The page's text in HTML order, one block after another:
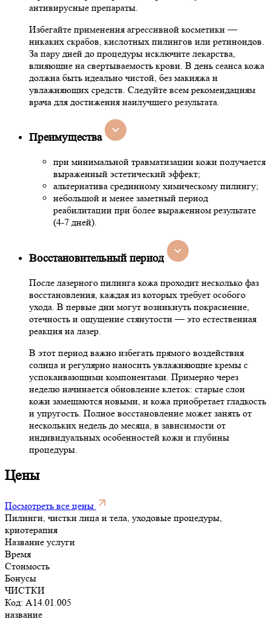
антивирусные препараты.
Избегайте применения агрессивной косметики —
никаких скрабов, кислотных пилингов или ретиноидов.
За пару дней до процедуры исключите лекарства,
влияющие на свертываемость крови. В день сеанса кожа
должна быть идеально чистой, без макияжа и
увлажняющих средств. Следуйте всем рекомендациям
врача для достижения наилучшего результата.
Преимущества
при минимальной травматизации кожи получается
выраженный эстетический эффект;
альтернатива срединному химическому пилингу;
небольшой и менее заметный период
реабилитации при более выраженном результате
(4-7 дней).
Восстановительный период
После лазерного пилинга кожа проходит несколько фаз
восстановления, каждая из которых требует особого
ухода. В первые дни могут возникнуть покраснение,
отечность и ощущение стянутости — это естественная
реакция на лазер.
В этот период важно избегать прямого воздействия
солнца и регулярно наносить увлажняющие кремы с
успокаивающими компонентами. Примерно через
неделю начинается обновление клеток: старые слои
кожи замещаются новыми, и кожа приобретает гладкость
и упругость. Полное восстановление может занять от
нескольких недель до месяца, в зависимости от
индивидуальных особенностей кожи и глубины
процедуры.
Цены
Посмотреть все цены
Пилинги, чистки лица и тела, уходовые процедуры,
криотерапия
Название услуги
Время
Стоимость
Бонусы
ЧИСТКИ
Код: A14.01.005
название